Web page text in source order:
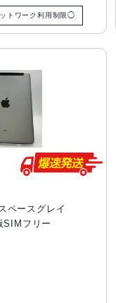
トワーク利用制限◯
ペースグレイ
フリー